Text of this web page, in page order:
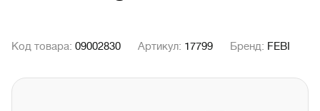
Код товара: 09002830 Артикул: 17799 Бренд: FEBI